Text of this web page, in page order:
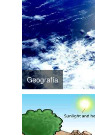
Geografía